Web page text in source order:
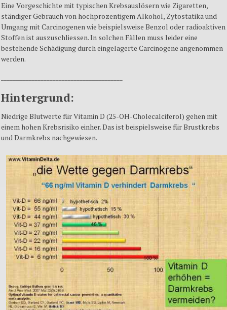
Eine Vorgeschichte mit typischen Krebsauslösern wie Zigaretten,
ständiger Gebrauch von hochprozentigem Alkohol, Zytostatika und
Umgang mit Carcinogenen wie beispielsweise Benzol oder radioaktiven
Stoffen ist auszuschliessen. In solchen Fällen muss leider eine
bestehende Schädigung durch eingelagerte Carcinogene angenommen
werden.
Hintergrund:
Niedrige Blutwerte für Vitamin D (25-OH-Cholecalciferol) gehen mit
einem hohen Krebsrisiko einher. Das ist beispielsweise für Brustkrebs
und Darmkrebs nachgewiesen.